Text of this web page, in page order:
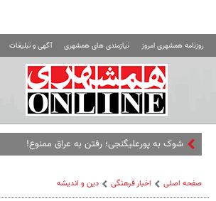
روزنامه همشهری امروز نیازمندی های همشهری آگهی و تبلیغات
شوک به پورعلیگنجی؛ رفتن به عراق ممنوع!
صفحه اصلی اخبار فرهنگی دین و اندیشه